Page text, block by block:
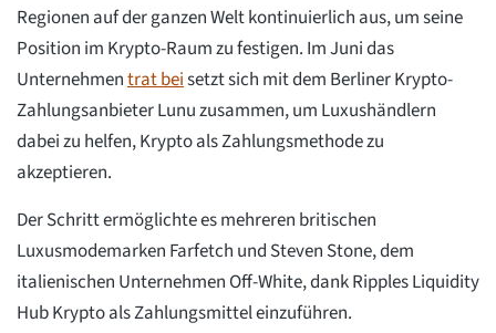
Regionen auf der ganzen Welt kontinuierlich aus, um seine
Position im Krypto-Raum zu festigen. Im Juni das
Unternehmentrat beisetzt sich mit dem Berliner Krypto-
Zahlungsanbieter Lunu zusammen, um Luxushändlern
dabei zu helfen, Krypto als Zahlungsmethode zu
akzeptieren.
Der Schritt ermöglichte es mehreren britischen
Luxusmodemarken Farfetch und Steven Stone, dem
italienischen Unternehmen Off-White, dank Ripples Liquidity
Hub Krypto als Zahlungsmittel einzuführen.